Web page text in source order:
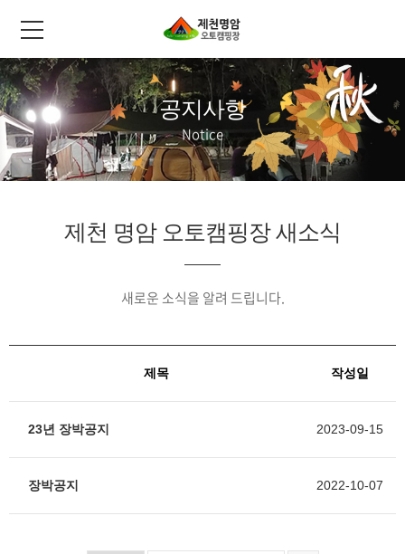
공지사항
Notice
제천 명암 오토캠핑장 새소식
새로운 소식을 알려 드립니다.
제목 작성일
23년 장박공지 2023-09-15
장박공지 2022-10-07